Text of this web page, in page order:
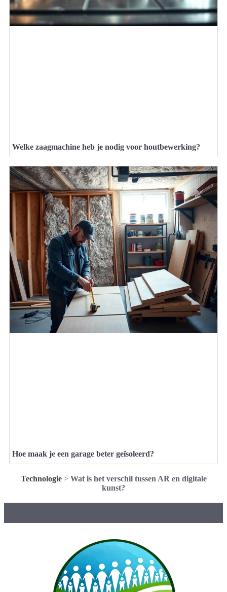
Welke zaagmachine heb je nodig voor houtbewerking?
Hoe maak je een garage beter geïsoleerd?
Technologie> Wat is het verschil tussen AR en digitale
kunst?